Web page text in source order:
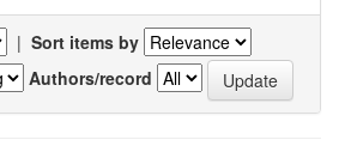
| Sort items by
Authors/record